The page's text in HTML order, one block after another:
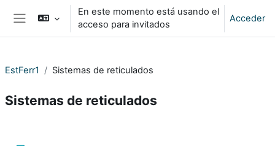
Salta al contenido principal
Panel lateral
En este momento está usando el
acceso para invitados
Acceder
EstFerr1 Sistemas de reticulados
Sistemas de reticulados